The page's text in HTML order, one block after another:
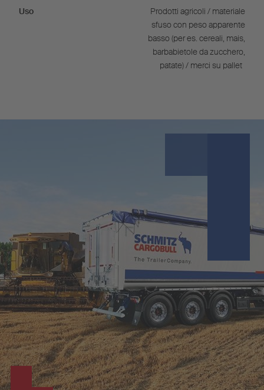
Uso
Prodotti agricoli / materiale
sfuso con peso apparente
basso (per es. cereali, mais,
barbabietole da zucchero,
patate) / merci su pallet